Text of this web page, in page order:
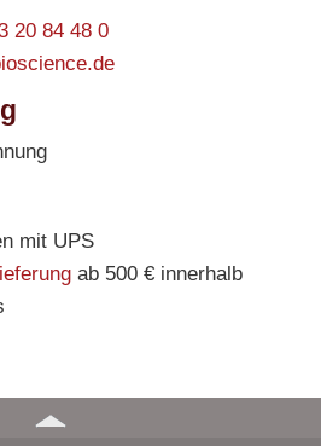
20 84 48 0
mit UPS
ab 500 € innerhalb